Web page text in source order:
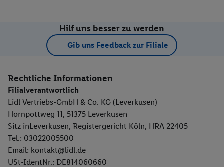
Hilf uns besser zu werden
Gib uns Feedback zur Filiale
Rechtliche Informationen
Filialverantwortlich
Lidl Vertriebs-GmbH & Co. KG (Leverkusen)
Hornpottweg 11, 51375 Leverkusen
Sitz inLeverkusen, Registergericht Köln, HRA 22405
Tel.: 03022005500
Email: kontakt@lidl.de
USt-IdentNr.: DE814060660